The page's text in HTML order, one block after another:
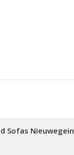
Sofas Nieuwegein